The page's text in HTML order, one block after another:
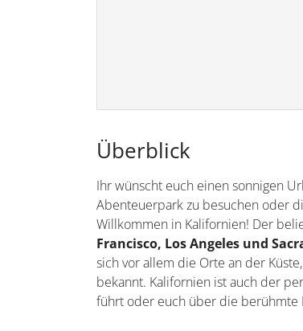
Überblick
Ihr wünscht euch einen sonnigen
Abenteuerpark zu besuchen oder
Willkommen in Kalifornien! Der
Francisco, Los Angeles und
sich vor allem die Orte an der
bekannt. Kalifornien ist auch der
führt oder euch über die berühmte